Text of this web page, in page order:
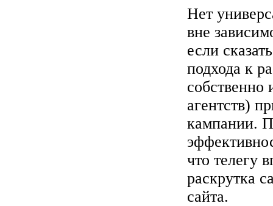
Нет
вне
если
подхода к
агентств)
кампании.
что телегу
раскрутка
сайта.